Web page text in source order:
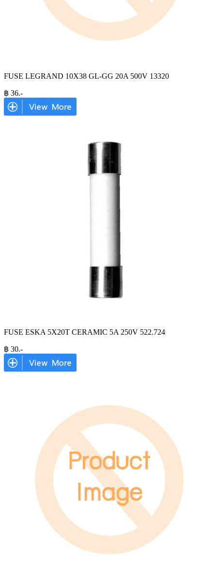
FUSE LEGRAND 10X38 GL-GG 20A 500V 13320
฿ 36.-
FUSE ESKA 5X20T CERAMIC 5A 250V 522.724
฿ 30.-